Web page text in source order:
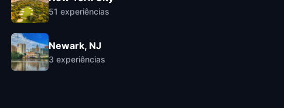
51 experiências
Newark, NJ
3 experiências